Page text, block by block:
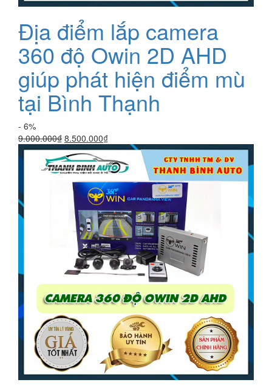
Địa điểm lắp camera
360 độ Owin 2D AHD
giúp phát hiện điểm mù
tại Bình Thạnh
- 6%
9.000.000₫ Giá
gốc
là:
9.000.000₫.
8.500.000₫Giá
hiện
tại
là:
8.500.000₫.